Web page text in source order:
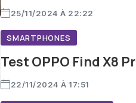
25/11/2024 À 22:22
SMARTPHONES
Test OPPO Find X8
22/11/2024 À 17:51